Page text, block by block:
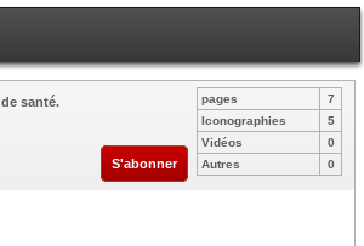
santé.
S'abonner
pages
7
Iconographies
5
Vidéos
0
Autres
0